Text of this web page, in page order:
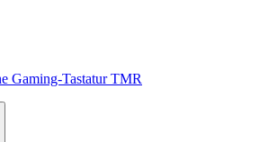
Gaming-Tastatur TMR